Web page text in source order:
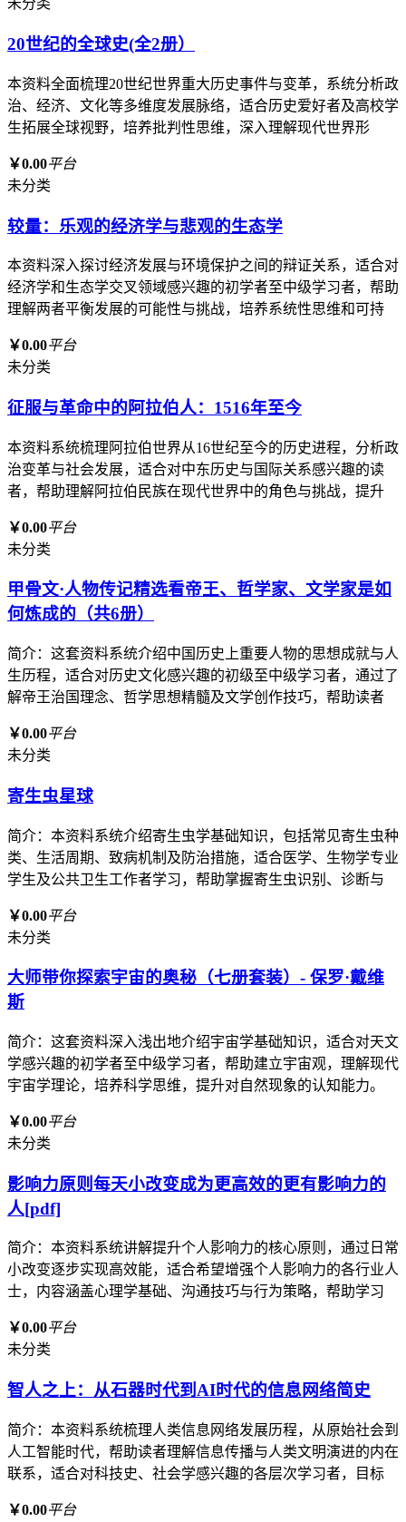
未分类
20世纪的全球史(全2册）
本资料全面梳理20世纪世界重大历史事件与变革，系统分析政
治、经济、文化等多维度发展脉络，适合历史爱好者及高校学
生拓展全球视野，培养批判性思维，深入理解现代世界形
￥0.00平台
未分类
较量：乐观的经济学与悲观的生态学
本资料深入探讨经济发展与环境保护之间的辩证关系，适合对
经济学和生态学交叉领域感兴趣的初学者至中级学习者，帮助
理解两者平衡发展的可能性与挑战，培养系统性思维和可持
￥0.00平台
未分类
征服与革命中的阿拉伯人：1516年至今
本资料系统梳理阿拉伯世界从16世纪至今的历史进程，分析政
治变革与社会发展，适合对中东历史与国际关系感兴趣的读
者，帮助理解阿拉伯民族在现代世界中的角色与挑战，提升
￥0.00平台
未分类
甲骨文·人物传记精选看帝王、哲学家、文学家是如
何炼成的（共6册）
简介：这套资料系统介绍中国历史上重要人物的思想成就与人
生历程，适合对历史文化感兴趣的初级至中级学习者，通过了
解帝王治国理念、哲学思想精髓及文学创作技巧，帮助读者
￥0.00平台
未分类
寄生虫星球
简介：本资料系统介绍寄生虫学基础知识，包括常见寄生虫种
类、生活周期、致病机制及防治措施，适合医学、生物学专业
学生及公共卫生工作者学习，帮助掌握寄生虫识别、诊断与
￥0.00平台
未分类
大师带你探索宇宙的奥秘（七册套装）- 保罗·戴维
斯
简介：这套资料深入浅出地介绍宇宙学基础知识，适合对天文
学感兴趣的初学者至中级学习者，帮助建立宇宙观，理解现代
宇宙学理论，培养科学思维，提升对自然现象的认知能力。
￥0.00平台
未分类
影响力原则每天小改变成为更高效的更有影响力的
人[pdf]
简介：本资料系统讲解提升个人影响力的核心原则，通过日常
小改变逐步实现高效能，适合希望增强个人影响力的各行业人
士，内容涵盖心理学基础、沟通技巧与行为策略，帮助学习
￥0.00平台
未分类
智人之上：从石器时代到AI时代的信息网络简史
简介：本资料系统梳理人类信息网络发展历程，从原始社会到
人工智能时代，帮助读者理解信息传播与人类文明演进的内在
联系，适合对科技史、社会学感兴趣的各层次学习者，目标
￥0.00平台